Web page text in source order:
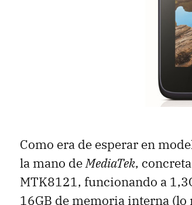
Como era de esperar en
la mano deMediaTek,
MTK8121, funcionando a
16GB de memoria interna (lo